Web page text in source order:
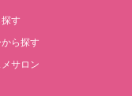
す
ら探す
サロン